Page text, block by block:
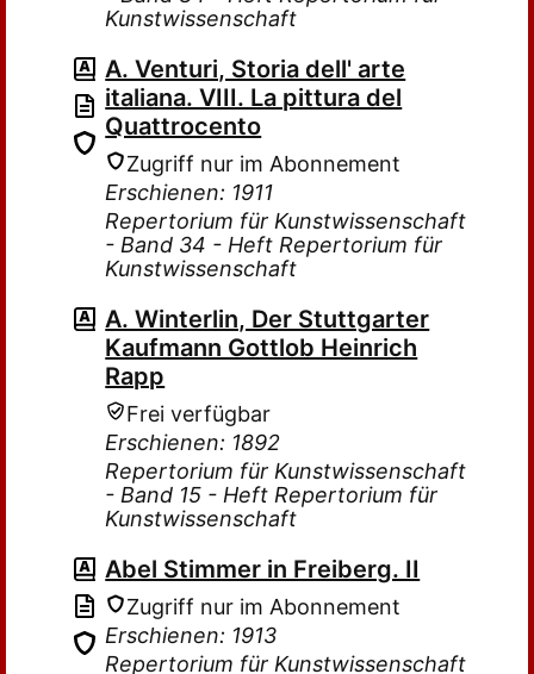
Kunstwissenschaft
A. Venturi, Storia dell' arte
italiana. VIII. La pittura del
Quattrocento
Zugriff nur im Abonnement
Erschienen: 1911
Repertorium für Kunstwissenschaft
- Band 34 - Heft Repertorium für
Kunstwissenschaft
A. Winterlin, Der Stuttgarter
Kaufmann Gottlob Heinrich
Rapp
Frei verfügbar
Erschienen: 1892
Repertorium für Kunstwissenschaft
- Band 15 - Heft Repertorium für
Kunstwissenschaft
Abel Stimmer in Freiberg. II
Zugriff nur im Abonnement
Erschienen: 1913
Repertorium für Kunstwissenschaft